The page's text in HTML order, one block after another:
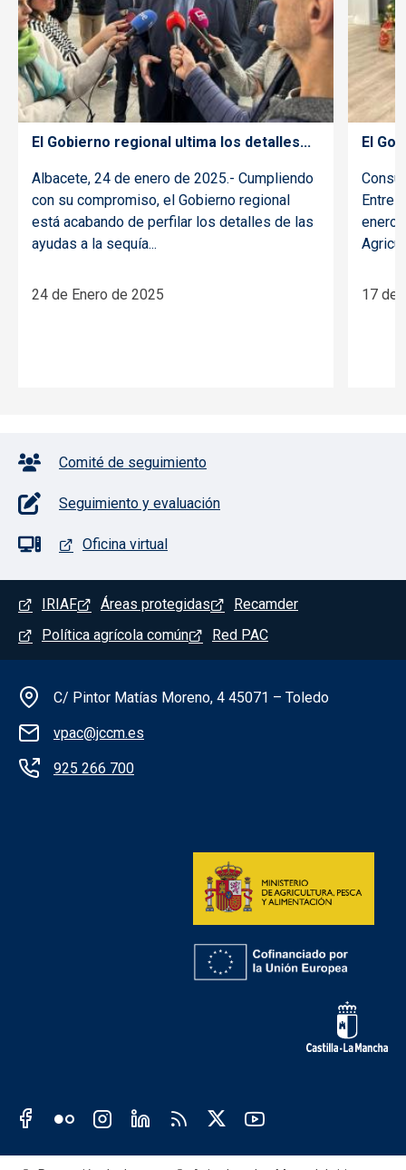
El Gobierno regional ultima los detalles...
Albacete, 24 de enero de 2025.- Cumpliendo
con su compromiso, el Gobierno regional
está acabando de perfilar los detalles de las
ayudas a la sequía...
24 de Enero de 2025
El
Entre
enero
17 de
Pie de página con iconos
Comité de seguimiento
Seguimiento y evaluación
Oficina virtual
Menú del pie
IRIAF Áreas protegidas
Recamder
Política agrícola común
Red PAC
Información de la institución
C/ Pintor Matías Moreno, 4 45071 – Toledo
vpac@jccm.es
925 266 700
Redes sociales JCCM